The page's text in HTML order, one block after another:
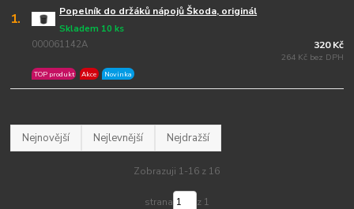
1. Popelník do držáků nápojů Škoda, originál
000061142A
Skladem 10 ks
TOP produkt Akce Novinka
320 Kč
264 Kč bez DPH
Nejnovější Nejlevnější Nejdražší
Zobrazuji 1-16 z 16
strana z 1